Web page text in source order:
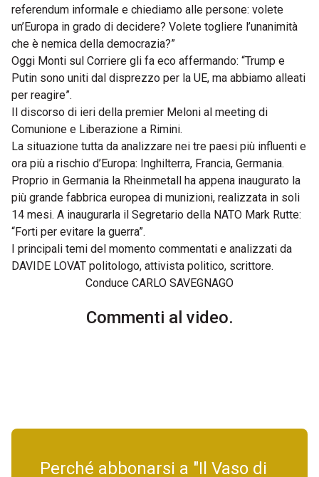
referendum informale e chiediamo alle persone: volete
un’Europa in grado di decidere? Volete togliere l’unanimità
che è nemica della democrazia?”
Oggi Monti sul Corriere gli fa eco affermando: “Trump e
Putin sono uniti dal disprezzo per la UE, ma abbiamo alleati
per reagire”.
Il discorso di ieri della premier Meloni al meeting di
Comunione e Liberazione a Rimini.
La situazione tutta da analizzare nei tre paesi più influenti e
ora più a rischio d’Europa: Inghilterra, Francia, Germania.
Proprio in Germania la Rheinmetall ha appena inaugurato la
più grande fabbrica europea di munizioni, realizzata in soli
14 mesi. A inaugurarla il Segretario della NATO Mark Rutte:
“Forti per evitare la guerra”.
I principali temi del momento commentati e analizzati da
DAVIDE LOVAT politologo, attivista politico, scrittore.
Conduce CARLO SAVEGNAGO
Commenti al video.
Perché abbonarsi a "Il Vaso di